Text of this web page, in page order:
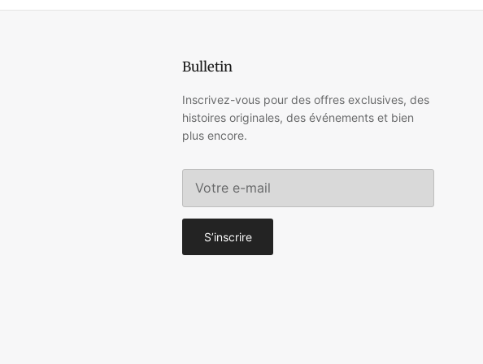
Bulletin
Inscrivez-vous pour des offres exclusives, des
histoires originales, des événements et bien
plus encore.
S’inscrire